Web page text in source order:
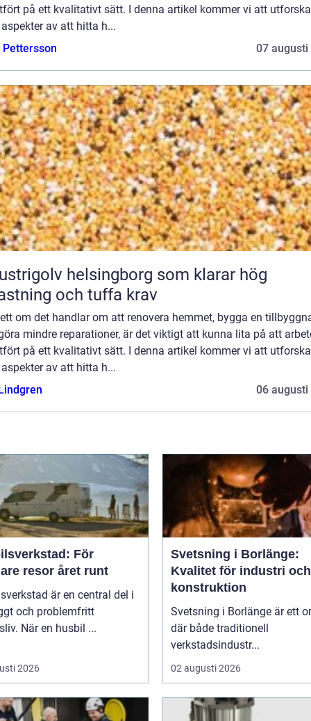
på ett kvalitativt sätt. I denna artikel kommer vi att utforska
av att hitta h...
07 augusti
helsingborg som klarar hög
och tuffa krav
om det handlar om att renovera hemmet, bygga en
mindre reparationer, är det viktigt att kunna lita på att
på ett kvalitativt sätt. I denna artikel kommer vi att utforska
av att hitta h...
06 augusti
För
resor året runt
är en central del i
och problemfritt
När en husbil ...
2026
Svetsning i Borlänge:
Kvalitet för industri och
konstruktion
Svetsning i Borlänge är ett
där både traditionell
verkstadsindustr...
02 augusti 2026